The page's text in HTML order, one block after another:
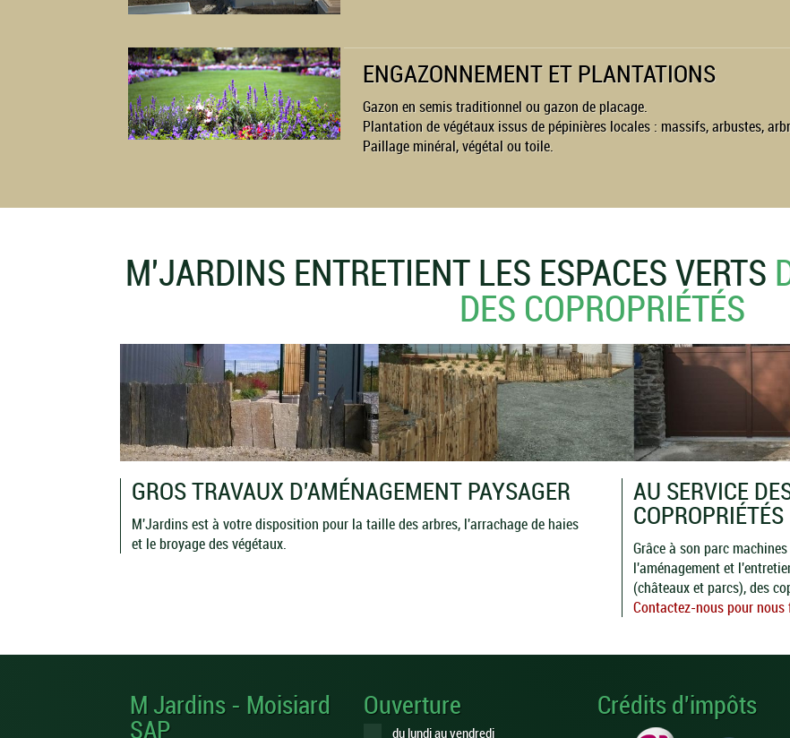
ENGAZONNEMENT ET PLANTATIONS
Gazon en semis traditionnel ou gazon de placage.
Plantation de végétaux issus de pépinières locales : massifs, arbustes,
Paillage minéral, végétal ou toile.
M'JARDINS ENTRETIENT LES ESPACES VERTS
DES COPROPRIÉTÉS
GROS TRAVAUX D'AMÉNAGEMENT PAYSAGER
M'Jardins est à votre disposition pour la taille des arbres, l'arrachage de haies
et le broyage des végétaux.
AU SERVICE
COPROPRIÉTÉS
Grâce à son parc
l'aménagement et
(châteaux et parcs), des
Contactez-nous pour nous
M Jardins - Moisiard
SAP
Ouverture
du lundi au vendredi
Crédits d'impôts